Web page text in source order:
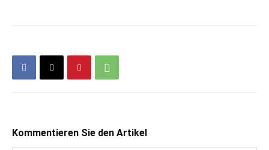
Kommentieren Sie den Artikel